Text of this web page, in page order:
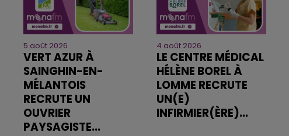
5 août 2026
VERT AZUR À
SAINGHIN-EN-
MÉLANTOIS
RECRUTE UN
OUVRIER
PAYSAGISTE...
4 août 2026
LE CENTRE MÉDICAL
HÉLÈNE BOREL À
LOMME RECRUTE
UN(E)
INFIRMIER(ÈRE)...